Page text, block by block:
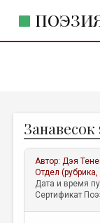
ЖАНРЫ
АВТОРЫ
КОММЕНТАРИИ
ЛИТСАЛОН
Автор:Дэя
Отдел
Дата и время
Сертификат